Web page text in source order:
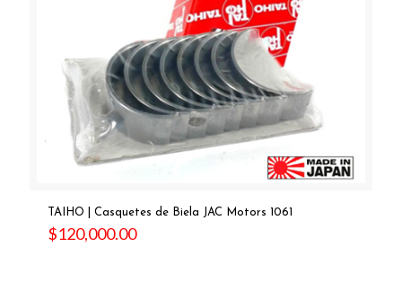
TAIHO | Casquetes de Biela JAC Motors 1061
$120,000.00